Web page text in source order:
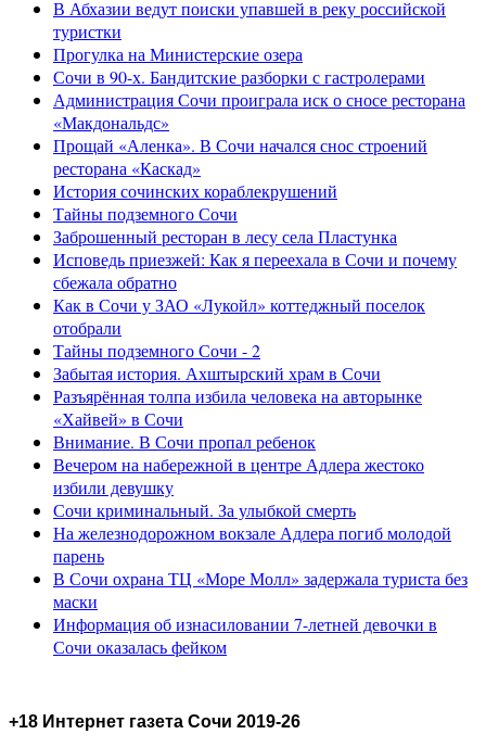
В Абхазии ведут поиски упавшей в реку российской
туристки
Прогулка на Министерские озера
Сочи в 90-х. Бандитские разборки с гастролерами
Администрация Сочи проиграла иск о сносе ресторана
«Макдональдс»
Прощай «Аленка». В Сочи начался снос строений
ресторана «Каскад»
История сочинских кораблекрушений
Тайны подземного Сочи
Заброшенный ресторан в лесу села Пластунка
Исповедь приезжей: Как я переехала в Сочи и почему
сбежала обратно
Как в Сочи у ЗАО «Лукойл» коттеджный поселок
отобрали
Тайны подземного Сочи - 2
Забытая история. Ахштырский храм в Сочи
Разъярённая толпа избила человека на авторынке
«Хайвей» в Сочи
Внимание. В Сочи пропал ребенок
Вечером на набережной в центре Адлера жестоко
избили девушку
Сочи криминальный. За улыбкой смерть
На железнодорожном вокзале Адлера погиб молодой
парень
В Сочи охрана ТЦ «Море Молл» задержала туриста без
маски
Информация об изнасиловании 7-летней девочки в
Сочи оказалась фейком
+18 Интернет газета Сочи 2019-26